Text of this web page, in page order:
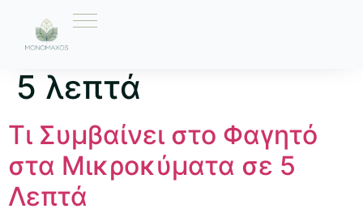
Ετικέτα:
5 λεπτά
Τι Συμβαίνει στο Φαγητό
στα Μικροκύματα σε 5
Λεπτά